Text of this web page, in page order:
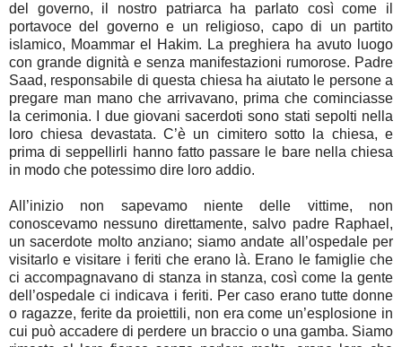
del governo, il nostro patriarca ha parlato così come il
portavoce del governo e un religioso, capo di un partito
islamico, Moammar el Hakim. La preghiera ha avuto luogo
con grande dignità e senza manifestazioni rumorose. Padre
Saad, responsabile di questa chiesa ha aiutato le persone a
pregare man mano che arrivavano, prima che cominciasse
la cerimonia. I due giovani sacerdoti sono stati sepolti nella
loro chiesa devastata. C’è un cimitero sotto la chiesa, e
prima di seppellirli hanno fatto passare le bare nella chiesa
in modo che potessimo dire loro addio.
All’inizio non sapevamo niente delle vittime, non
conoscevamo nessuno direttamente, salvo padre Raphael,
un sacerdote molto anziano; siamo andate all’ospedale per
visitarlo e visitare i feriti che erano là. Erano le famiglie che
ci accompagnavano di stanza in stanza, così come la gente
dell’ospedale ci indicava i feriti. Per caso erano tutte donne
o ragazze, ferite da proiettili, non era come un’esplosione in
cui può accadere di perdere un braccio o una gamba. Siamo